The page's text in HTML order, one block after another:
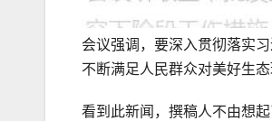
会议强调，要深入贯彻落实
不断满足人民群众对美好生态
看到此新闻，撰稿人不由想